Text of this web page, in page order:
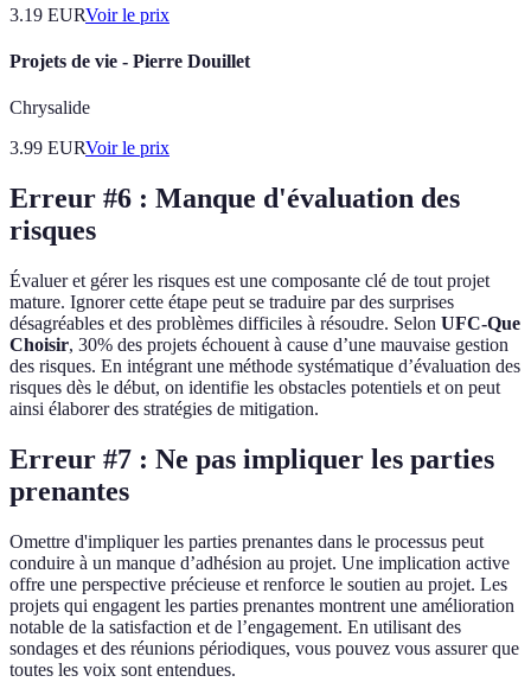
3.19 EURVoir le prix
Projets de vie - Pierre Douillet
Chrysalide
3.99 EURVoir le prix
Erreur #6 : Manque d'évaluation des
risques
Évaluer et gérer les risques est une composante clé de tout projet
mature. Ignorer cette étape peut se traduire par des surprises
désagréables et des problèmes difficiles à résoudre. Selon UFC-Que
Choisir, 30% des projets échouent à cause d’une mauvaise gestion
des risques. En intégrant une méthode systématique d’évaluation des
risques dès le début, on identifie les obstacles potentiels et on peut
ainsi élaborer des stratégies de mitigation.
Erreur #7 : Ne pas impliquer les parties
prenantes
Omettre d'impliquer les parties prenantes dans le processus peut
conduire à un manque d’adhésion au projet. Une implication active
offre une perspective précieuse et renforce le soutien au projet. Les
projets qui engagent les parties prenantes montrent une amélioration
notable de la satisfaction et de l’engagement. En utilisant des
sondages et des réunions périodiques, vous pouvez vous assurer que
toutes les voix sont entendues.